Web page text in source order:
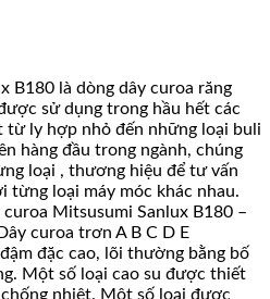
B180 là dòng dây curoa răng
sử dụng trong hầu hết các
từ ly hợp nhỏ đến những loại buli
hàng đầu trong ngành, chúng
loại , thương hiệu để tư vấn
từng loại máy móc khác nhau.
Mitsusumi Sanlux B180 –
curoa trơn A B C D E
đặc cao, lõi thường bằng bố
Một số loại cao su được thiết
nhiệt. Một số loại được